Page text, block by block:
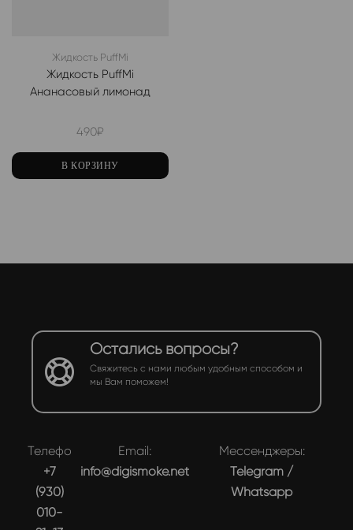
Жидкость PuffMi
Жидкость PuffMi
Ананасовый лимонад
490₽
В КОРЗИНУ
Остались вопросы?
Свяжитесь с нами любым удобным способом и
мы Вам поможем!
Телефон:
+7
(930)
010-
Email:
info@digismoke.net
Мессенджеры:
Telegram /
Whatsapp